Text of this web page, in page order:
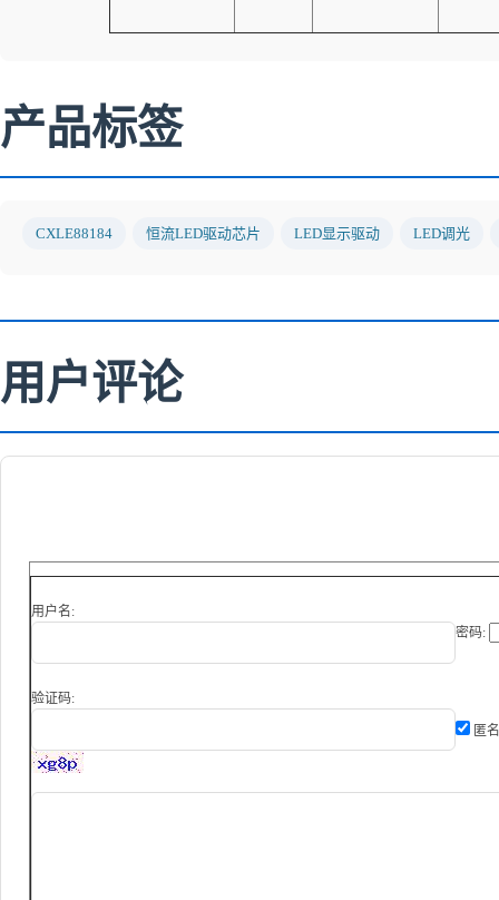
产品标签
CXLE88184 恒流LED驱动芯片 LED显示驱动 LED调光
用户评论
用户名:
密码:
验证码:
匿